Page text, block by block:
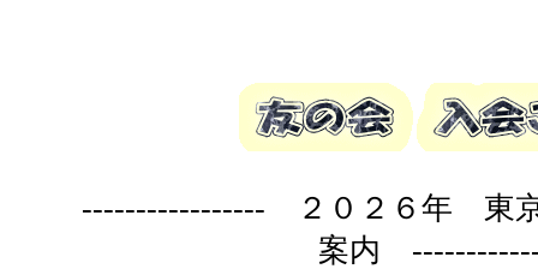
----------------- ２０２６年 東
案内